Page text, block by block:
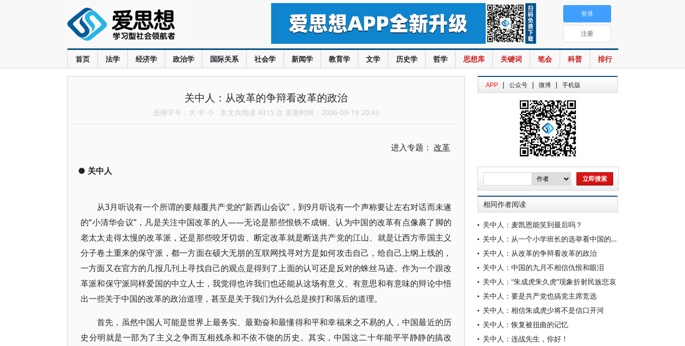
首页 法学 经济学 政治学 国际关系 社会学 新闻学 教育学 文学 历史学 哲学 思想库 关键词 笔会 科普 排行
登录
注册
关中人：从改革的争辩看改革的政治
选择字号： 大 中 小 本文共阅读 4315 次 更新时间：2006-09-19 20:43
进入专题： 改革
● 关中人
从3月听说有一个所谓的要颠覆共产党的“新西山会议”，到9月听说有一个声称要让左右对话而未遂
的“小清华会议”，凡是关注中国改革的人——无论是那些恨铁不成钢、认为中国的改革有点像裹了脚的
老太太走得太慢的改革派，还是那些咬牙切齿、断定改革就是断送共产党的江山、就是让西方帝国主义
分子卷土重来的保守派，都一方面在硕大无朋的互联网找寻对方是如何攻击自己，给自己上纲上线的，
一方面又在官方的几报几刊上寻找自己的观点是得到了上面的认可还是反对的蛛丝马迹。作为一个跟改
革派和保守派同样爱国的中立人士，我觉得也许我们也还能从这场有意义、有意思和有意味的辩论中悟
出一些关于中国的改革的政治道理，甚至是关于我们为什么总是挨打和落后的道理。
首先，虽然中国人可能是世界上最务实、最勤奋和最懂得和平和幸福来之不易的人，中国最近的历
史分明就是一部为了主义之争而互相残杀和不依不饶的历史。其实，中国这二十年能平平静静的搞改
APP | 公众号 | 微博 | 手机版
相同作者阅读
关中人：麦凯恩能笑到最后吗？
关中人：从一个小学班长的选举看中国的民主化进程
关中人：从改革的争辩看改革的政治
关中人：中国的九月不相信仇恨和眼泪
关中人：“朱成虎朱久虎”现象折射民族悲哀
关中人：要是共产党也搞党主席竞选
关中人：相信朱成虎少将不是信口开河
关中人：恢复被扭曲的记忆
关中人：连战先生，你好！